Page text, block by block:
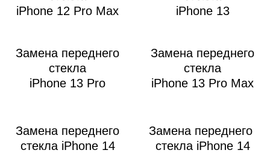
iPhone 12 Pro Max
iPhone 13
Замена переднего
стекла
iPhone 13 Pro
Замена переднего
стекла
iPhone 13 Pro Max
Замена переднего
стекла iPhone 14
Замена переднего
стекла iPhone 14